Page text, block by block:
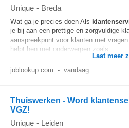
Unique - Breda
Wat ga je precies doen Als
je bij aan een prettige en zorgvuldige
aanspreekpunt voor klanten met
helpt hen met onderwerpen zoals...
Laat meer
joblookup.com - vandaag
Thuiswerken - Word
VGZ!
Unique - Leiden